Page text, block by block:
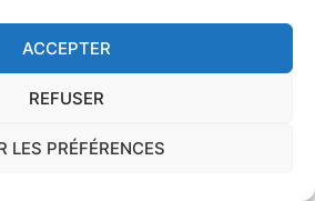
ACCEPTER
REFUSER
LES PRÉFÉRENCES
de radon de 1